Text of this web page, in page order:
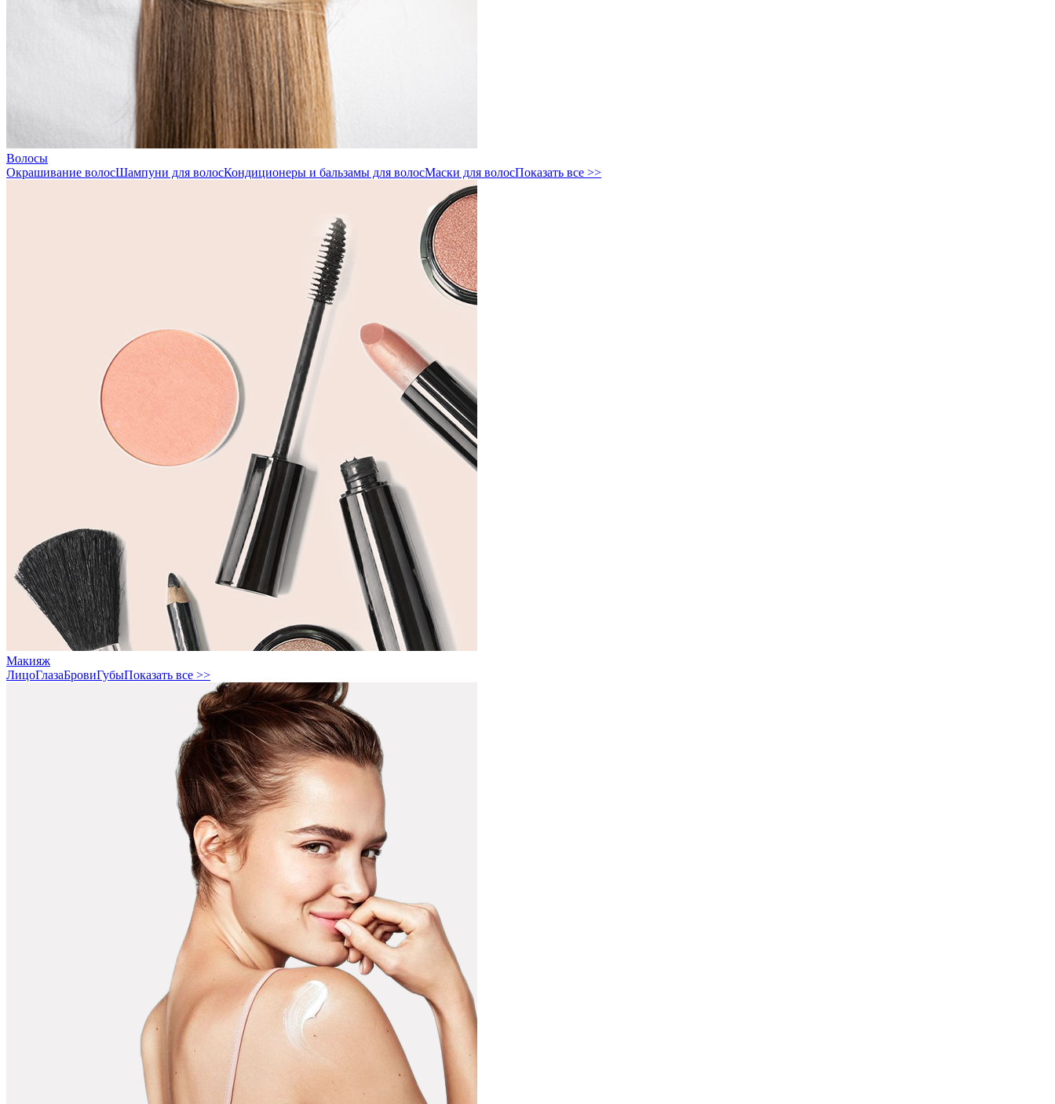
Волосы
Окрашивание волосШампуни для волосКондиционеры и бальзамы для волосМаски для волосПоказать все >>
Макияж
ЛицоГлазаБровиГубыПоказать все >>